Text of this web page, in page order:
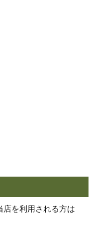
店を利用される方は